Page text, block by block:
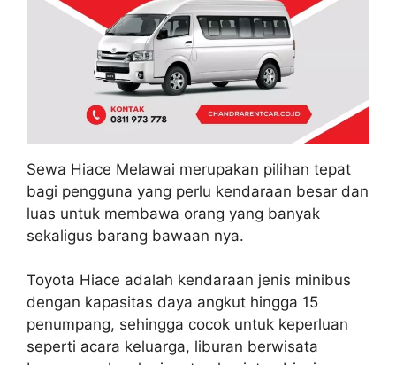
Sewa Hiace Melawai merupakan pilihan tepat
bagi pengguna yang perlu kendaraan besar dan
luas untuk membawa orang yang banyak
sekaligus barang bawaan nya.
Toyota Hiace adalah kendaraan jenis minibus
dengan kapasitas daya angkut hingga 15
penumpang, sehingga cocok untuk keperluan
seperti acara keluarga, liburan berwisata